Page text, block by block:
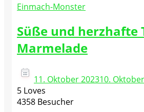
Einmach-Monster
Süße und herzhafte
Marmelade
11. Oktober 202310.
5 Loves
4358 Besucher